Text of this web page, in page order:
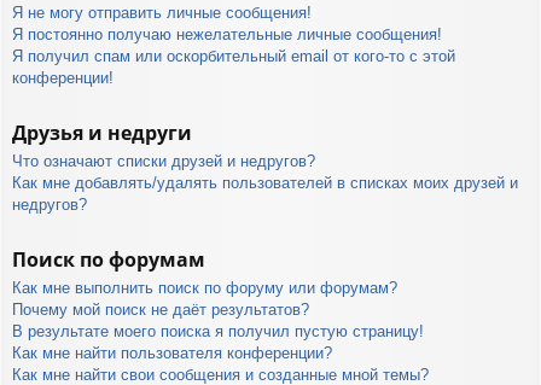
Я не могу отправить личные сообщения!
Я постоянно получаю нежелательные личные сообщения!
Я получил спам или оскорбительный email от кого-то с этой
конференции!
Друзья и недруги
Что означают списки друзей и недругов?
Как мне добавлять/удалять пользователей в списках моих друзей и
недругов?
Поиск по форумам
Как мне выполнить поиск по форуму или форумам?
Почему мой поиск не даёт результатов?
В результате моего поиска я получил пустую страницу!
Как мне найти пользователя конференции?
Как мне найти свои сообщения и созданные мной темы?